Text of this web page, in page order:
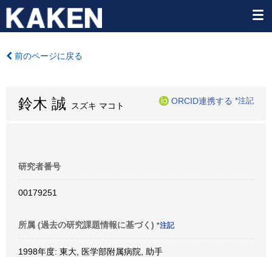
前のページに戻る
鈴木 誠 スズキ マコト
ORCID連携する *注記
研究者番号
00179251
所属 (過去の研究課題情報に基づく) *注記
1998年度: 東大, 医学部附属病院, 助手